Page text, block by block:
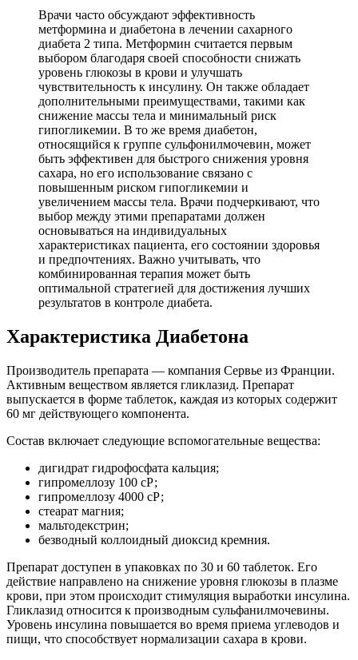
Врачи часто обсуждают эффективность
метформина и диабетона в лечении сахарного
диабета 2 типа. Метформин считается первым
выбором благодаря своей способности снижать
уровень глюкозы в крови и улучшать
чувствительность к инсулину. Он также обладает
дополнительными преимуществами, такими как
снижение массы тела и минимальный риск
гипогликемии. В то же время диабетон,
относящийся к группе сульфонилмочевин, может
быть эффективен для быстрого снижения уровня
сахара, но его использование связано с
повышенным риском гипогликемии и
увеличением массы тела. Врачи подчеркивают, что
выбор между этими препаратами должен
основываться на индивидуальных
характеристиках пациента, его состоянии здоровья
и предпочтениях. Важно учитывать, что
комбинированная терапия может быть
оптимальной стратегией для достижения лучших
результатов в контроле диабета.
Характеристика Диабетона
Производитель препарата — компания Сервье из Франции.
Активным веществом является гликлазид. Препарат
выпускается в форме таблеток, каждая из которых содержит
60 мг действующего компонента.
Состав включает следующие вспомогательные вещества:
дигидрат гидрофосфата кальция;
гипромеллозу 100 сР;
гипромеллозу 4000 сР;
стеарат магния;
мальтодекстрин;
безводный коллоидный диоксид кремния.
Препарат доступен в упаковках по 30 и 60 таблеток. Его
действие направлено на снижение уровня глюкозы в плазме
крови, при этом происходит стимуляция выработки инсулина.
Гликлазид относится к производным сульфанилмочевины.
Уровень инсулина повышается во время приема углеводов и
пищи, что способствует нормализации сахара в крови.